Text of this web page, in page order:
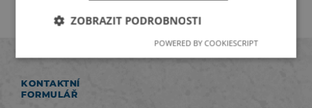
KONTAKTNÍ
FORMULÁŘ
ZOBRAZIT PODROBNOSTI
POWERED BY COOKIESCRIPT